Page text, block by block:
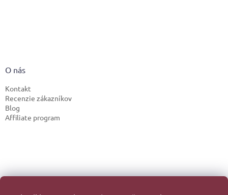
O nás
Kontakt
Recenzie zákazníkov
Blog
Affiliate program